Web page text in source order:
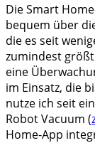
Die Smart
bequem über
die es seit
zumindest
eine
im Einsatz, die
nutze ich seit
Robot Vacuum (
Home-App